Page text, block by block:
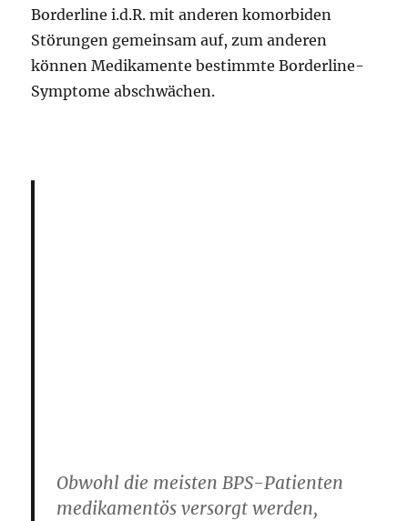
Borderline i.d.R. mit anderen komorbiden
Störungen gemeinsam auf, zum anderen
können Medikamente bestimmte Borderline-
Symptome abschwächen.
Obwohl die meisten BPS-Patienten
medikamentös versorgt werden,